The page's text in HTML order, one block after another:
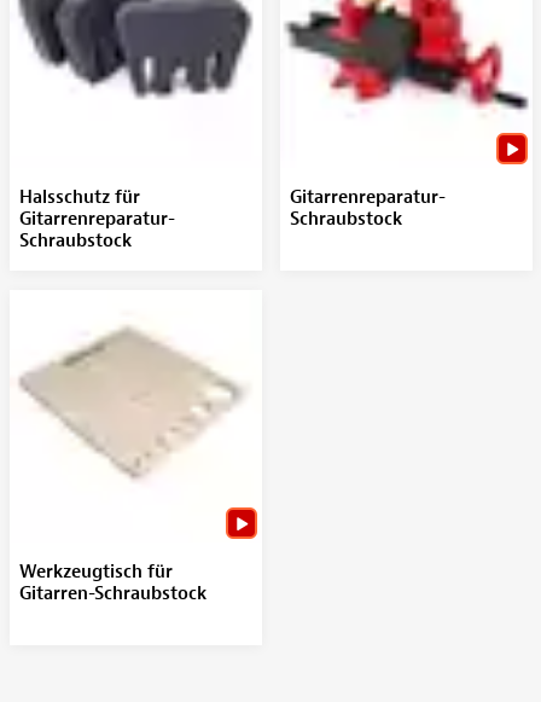
Halsschutz für
Gitarrenreparatur-
Schraubstock
Gitarrenreparatur-
Schraubstock
Werkzeugtisch für
Gitarren-Schraubstock